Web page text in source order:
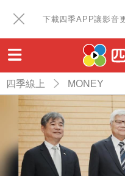
下載四季APP讓影音
四季線上 MONEY